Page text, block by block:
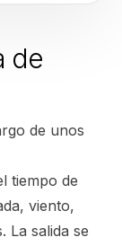
de
de unos
tiempo de
viento,
La salida se